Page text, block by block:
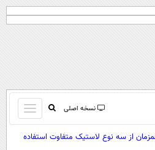
نسخه اصلی
باز
و
بسته
صفحه اولاز سه نوع لاستیک متفاوت استفاده